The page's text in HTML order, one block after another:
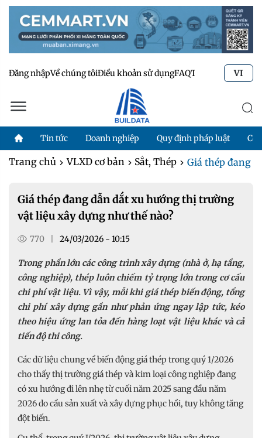
Đăng nhậpVề chúng tôiĐiều khoản sử dụngFAQTư vấn kỹ thuật
VI
Tin tức Doanh nghiệp Quy định pháp luật
Trang chủ VLXD cơ bản Sắt, Thép Giá thép đang
Giá thép đang dẫn dắt xu hướng thị trường
vật liệu xây dựng như thế nào?
770 24/03/2026 - 10:15
Trong phần lớn các công trình xây dựng (nhà ở, hạ tầng,
công nghiệp), thép luôn chiếm tỷ trọng lớn trong cơ cấu
chi phí vật liệu. Vì vậy, mỗi khi giá thép biến động, tổng
chi phí xây dựng gần như phản ứng ngay lập tức, kéo
theo hiệu ứng lan tỏa đến hàng loạt vật liệu khác và cả
tiến độ thi công.
Các dữ liệu chung về biến động giá thép trong quý 1/2026
cho thấy thị trường giá thép và kim loại công nghiệp đang
có xu hướng đi lên nhẹ từ cuối năm 2025 sang đầu năm
2026 do cầu sản xuất và xây dựng phục hồi, tuy không tăng
đột biến.